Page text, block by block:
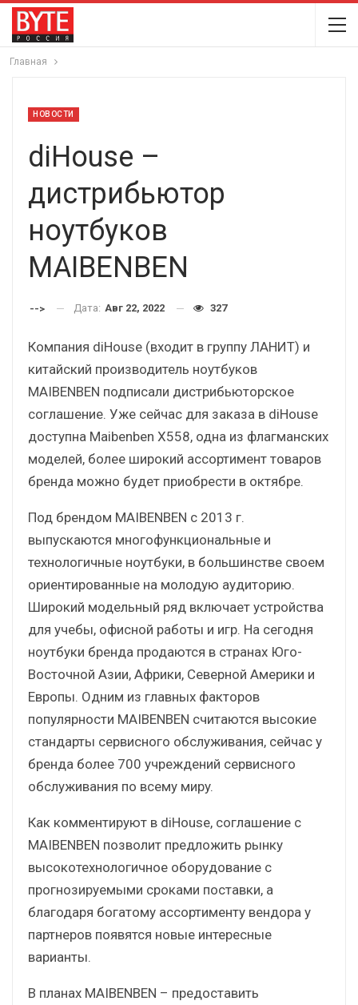
Главная
НОВОСТИ
diHouse –
дистрибьютор
ноутбуков
MAIBENBEN
--> Дата: Авг 22, 2022 327
Компания diHouse (входит в группу ЛАНИТ) и
китайский производитель ноутбуков
MAIBENBEN подписали дистрибьюторское
соглашение. Уже сейчас для заказа в diHouse
доступна Maibenben X558, одна из флагманских
моделей, более широкий ассортимент товаров
бренда можно будет приобрести в октябре.
Под брендом MAIBENBEN с 2013 г.
выпускаются многофункциональные и
технологичные ноутбуки, в большинстве своем
ориентированные на молодую аудиторию.
Широкий модельный ряд включает устройства
для учебы, офисной работы и игр. На сегодня
ноутбуки бренда продаются в странах Юго-
Восточной Азии, Африки, Северной Америки и
Европы. Одним из главных факторов
популярности MAIBENBEN считаются высокие
стандарты сервисного обслуживания, сейчас у
бренда более 700 учреждений сервисного
обслуживания по всему мирy.
Как комментируют в diHouse, соглашение с
MAIBENBEN позволит предложить рынку
высокотехнологичное оборудование с
прогнозируемыми сроками поставки, а
благодаря богатому ассортименту вендора у
партнеров появятся новые интересные
варианты.
В планах MAIBENBEN – предоставить